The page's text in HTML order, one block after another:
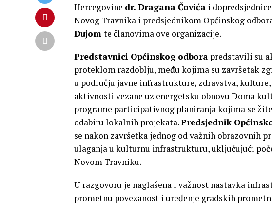
Hercegovine dr. Dragana Čovića i dopredsjednice
Novog Travnika i predsjednikom Općinskog
Dujom te članovima ove organizacije.
Predstavnici Općinskog odbora predstavili su
proteklom razdoblju, među kojima su završetak
u području javne infrastrukture, zdravstva,
aktivnosti vezane uz energetsku obnovu Doma
programe participativnog planiranja kojima se
odabiru lokalnih projekata.Predsjednik
se nakon završetka jednog od važnih obrazovnih
ulaganja u kulturnu infrastrukturu, uključujući
Novom Travniku.
U razgovoru je naglašena i važnost nastavka
prometnu povezanost i uređenje gradskih